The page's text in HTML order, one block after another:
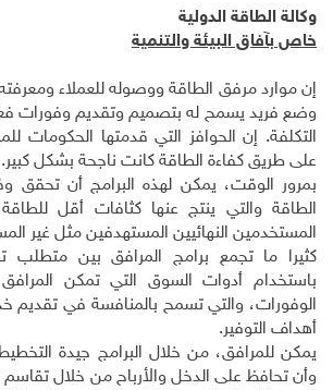
وكالة الطاقة الدولية
خاص بآفاق البيئة والتنمية
إن موارد مرفق الطاقة ووصوله للعملاء
وضع فريد يسمح له بتصميم وتقديم وفورات
التكلفة. إن الحوافز التي قدمتها الحكومات
على طريق كفاءة الطاقة كانت ناجحة بشكل كبير.
بمرور الوقت، يمكن لهذه البرامج أن تحقق
الطاقة والتي ينتج عنها كثافات أقل
المستخدمين النهائيين المستهدفين مثل غير
كثيرا ما تجمع برامج المرافق بين متطلب
باستخدام أدوات السوق التي تمكن
الوفورات، والتي تسمح بالمنافسة في تقديم
أهداف التوفير.
يمكن للمرافق، من خلال البرامج جيدة
وأن تحافظ على الدخل والأرباح من خلال تقاسم